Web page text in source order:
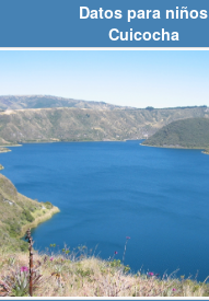
Datos para niños
Cuicocha